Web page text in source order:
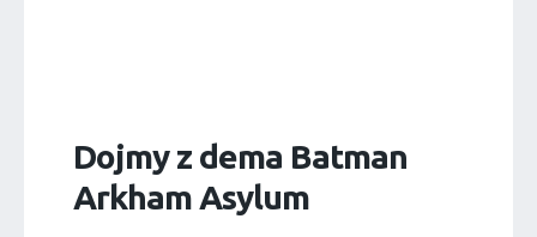
Dojmy z dema Batman
Arkham Asylum